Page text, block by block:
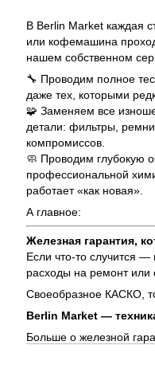
В Berlin Market каждая
или кофемашина
нашем собственном
🔧 Проводим полное
даже тех, которыми
🧩 Заменяем все
детали: фильтры,
компромиссов.
🧼 Проводим глубокую
профессиональной
работает «как новая».
А главное:
Железная гарантия,
Если что-то случится
расходы на ремонт или
Своеобразное КАСКО,
Berlin Market —
Больше о железной